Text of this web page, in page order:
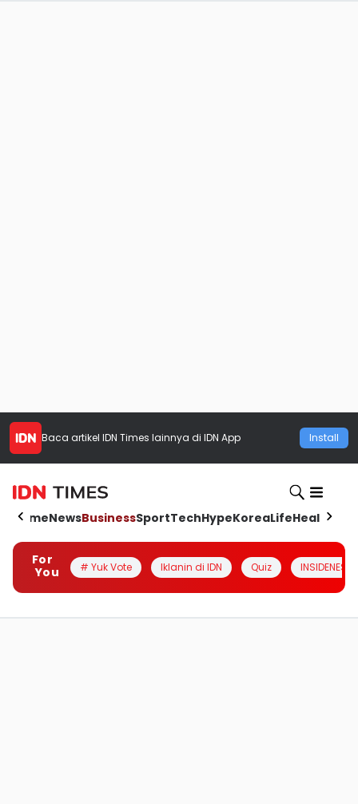
Baca artikel IDN Times lainnya di IDN App Install
HomeNewsBusinessSportTechHypeKoreaLifeHealth
For
You
# Yuk Vote Iklanin di IDN Quiz INSIDENESIA